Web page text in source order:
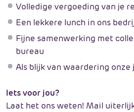
Volledige vergoeding van je
Een lekkere lunch in ons
Fijne samenwerking met
bureau
Als blijk van waardering
Iets voor jou?
Laat het ons weten! Mail